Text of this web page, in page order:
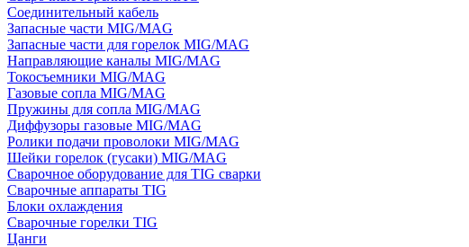
Соединительный кабель
Запасные части MIG/MAG
Запасные части для горелок MIG/MAG
Направляющие каналы MIG/MAG
Токосъемники MIG/MAG
Газовые сопла MIG/MAG
Пружины для сопла MIG/MAG
Диффузоры газовые MIG/MAG
Ролики подачи проволоки MIG/MAG
Шейки горелок (гусаки) MIG/MAG
Сварочное оборудование для TIG сварки
Сварочные аппараты TIG
Блоки охлаждения
Сварочные горелки TIG
Цанги